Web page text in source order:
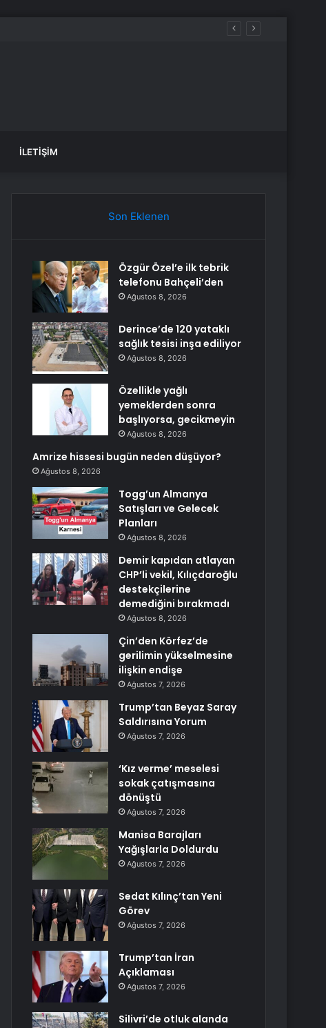
İLETIŞIM
Son Eklenen
Özgür Özel’e ilk tebrik
telefonu Bahçeli’den
Ağustos 8, 2026
Derince’de 120 yataklı
sağlık tesisi inşa ediliyor
Ağustos 8, 2026
Özellikle yağlı
yemeklerden sonra
başlıyorsa, gecikmeyin
Ağustos 8, 2026
Amrize hissesi bugün neden düşüyor?
Ağustos 8, 2026
Togg’un Almanya
Satışları ve Gelecek
Planları
Ağustos 8, 2026
Demir kapıdan atlayan
CHP’li vekil, Kılıçdaroğlu
destekçilerine
demediğini bırakmadı
Ağustos 8, 2026
Çin’den Körfez’de
gerilimin yükselmesine
ilişkin endişe
Ağustos 7, 2026
Trump’tan Beyaz Saray
Saldırısına Yorum
Ağustos 7, 2026
‘Kız verme’ meselesi
sokak çatışmasına
dönüştü
Ağustos 7, 2026
Manisa Barajları
Yağışlarla Doldurdu
Ağustos 7, 2026
Sedat Kılınç’tan Yeni
Görev
Ağustos 7, 2026
Trump’tan İran
Açıklaması
Ağustos 7, 2026
Silivri’de otluk alanda